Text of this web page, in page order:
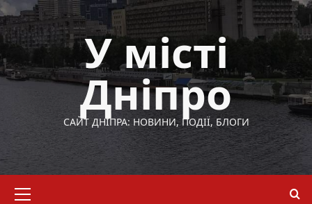
Перейти
до
вмісту
У місті
Дніпро
САЙТ ДНІПРА: НОВИНИ, ПОДІЇ, БЛОГИ
меню